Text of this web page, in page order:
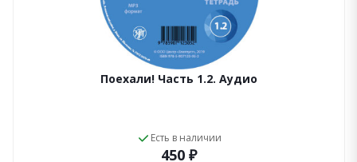
Поехали! Часть 1.2. Аудио
Есть в наличии
450 ₽